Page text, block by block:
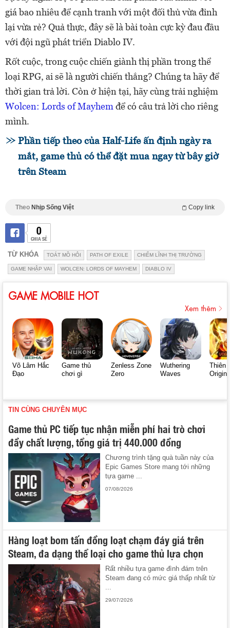
giá bao nhiêu để cạnh tranh với một đối thủ vừa đỉnh
lại vừa rẻ? Quả thực, đây sẽ là bài toàn cực kỳ đau đầu
với đội ngũ phát triển Diablo IV.
Rốt cuộc, trong cuộc chiến giành thị phần trong thể
loại RPG, ai sẽ là người chiến thắng? Chúng ta hãy để
thời gian trả lời. Còn ở hiện tại, hãy cùng trải nghiệm
Wolcen: Lords of Mayhem để có câu trả lời cho riêng
mình.
Phần tiếp theo của Half-Life ấn định ngày ra
mắt, game thủ có thể đặt mua ngay từ bây giờ
trên Steam
Theo Nhịp Sống Việt Copy link
0
CHIA SẺ
TỪ KHÓA TOÁT MỒ HÔI PATH OF EXILE CHIẾM LĨNH THỊ TRƯỜNG
GAME NHẬP VAI WOLCEN: LORDS OF MAYHEM DIABLO IV
GAME MOBILE HOT
Xem thêm
Võ Lâm Hắc
Đạo
Game thủ
chơi gì
Zenless Zone
Zero
Wuthering
Waves
Thiên
Origin
TIN CÙNG CHUYÊN MỤC
Game thủ PC tiếp tục nhận miễn phí hai trò chơi
đầy chất lượng, tổng giá trị 440.000 đồng
Chương trình tặng quà tuần này của
Epic Games Store mang tới những
tựa game ...
07/08/2026
Hàng loạt bom tấn đồng loạt chạm đáy giá trên
Steam, đa dạng thể loại cho game thủ lựa chọn
Rất nhiều tựa game đình đám trên
Steam đang có mức giá thấp nhất từ
29/07/2026